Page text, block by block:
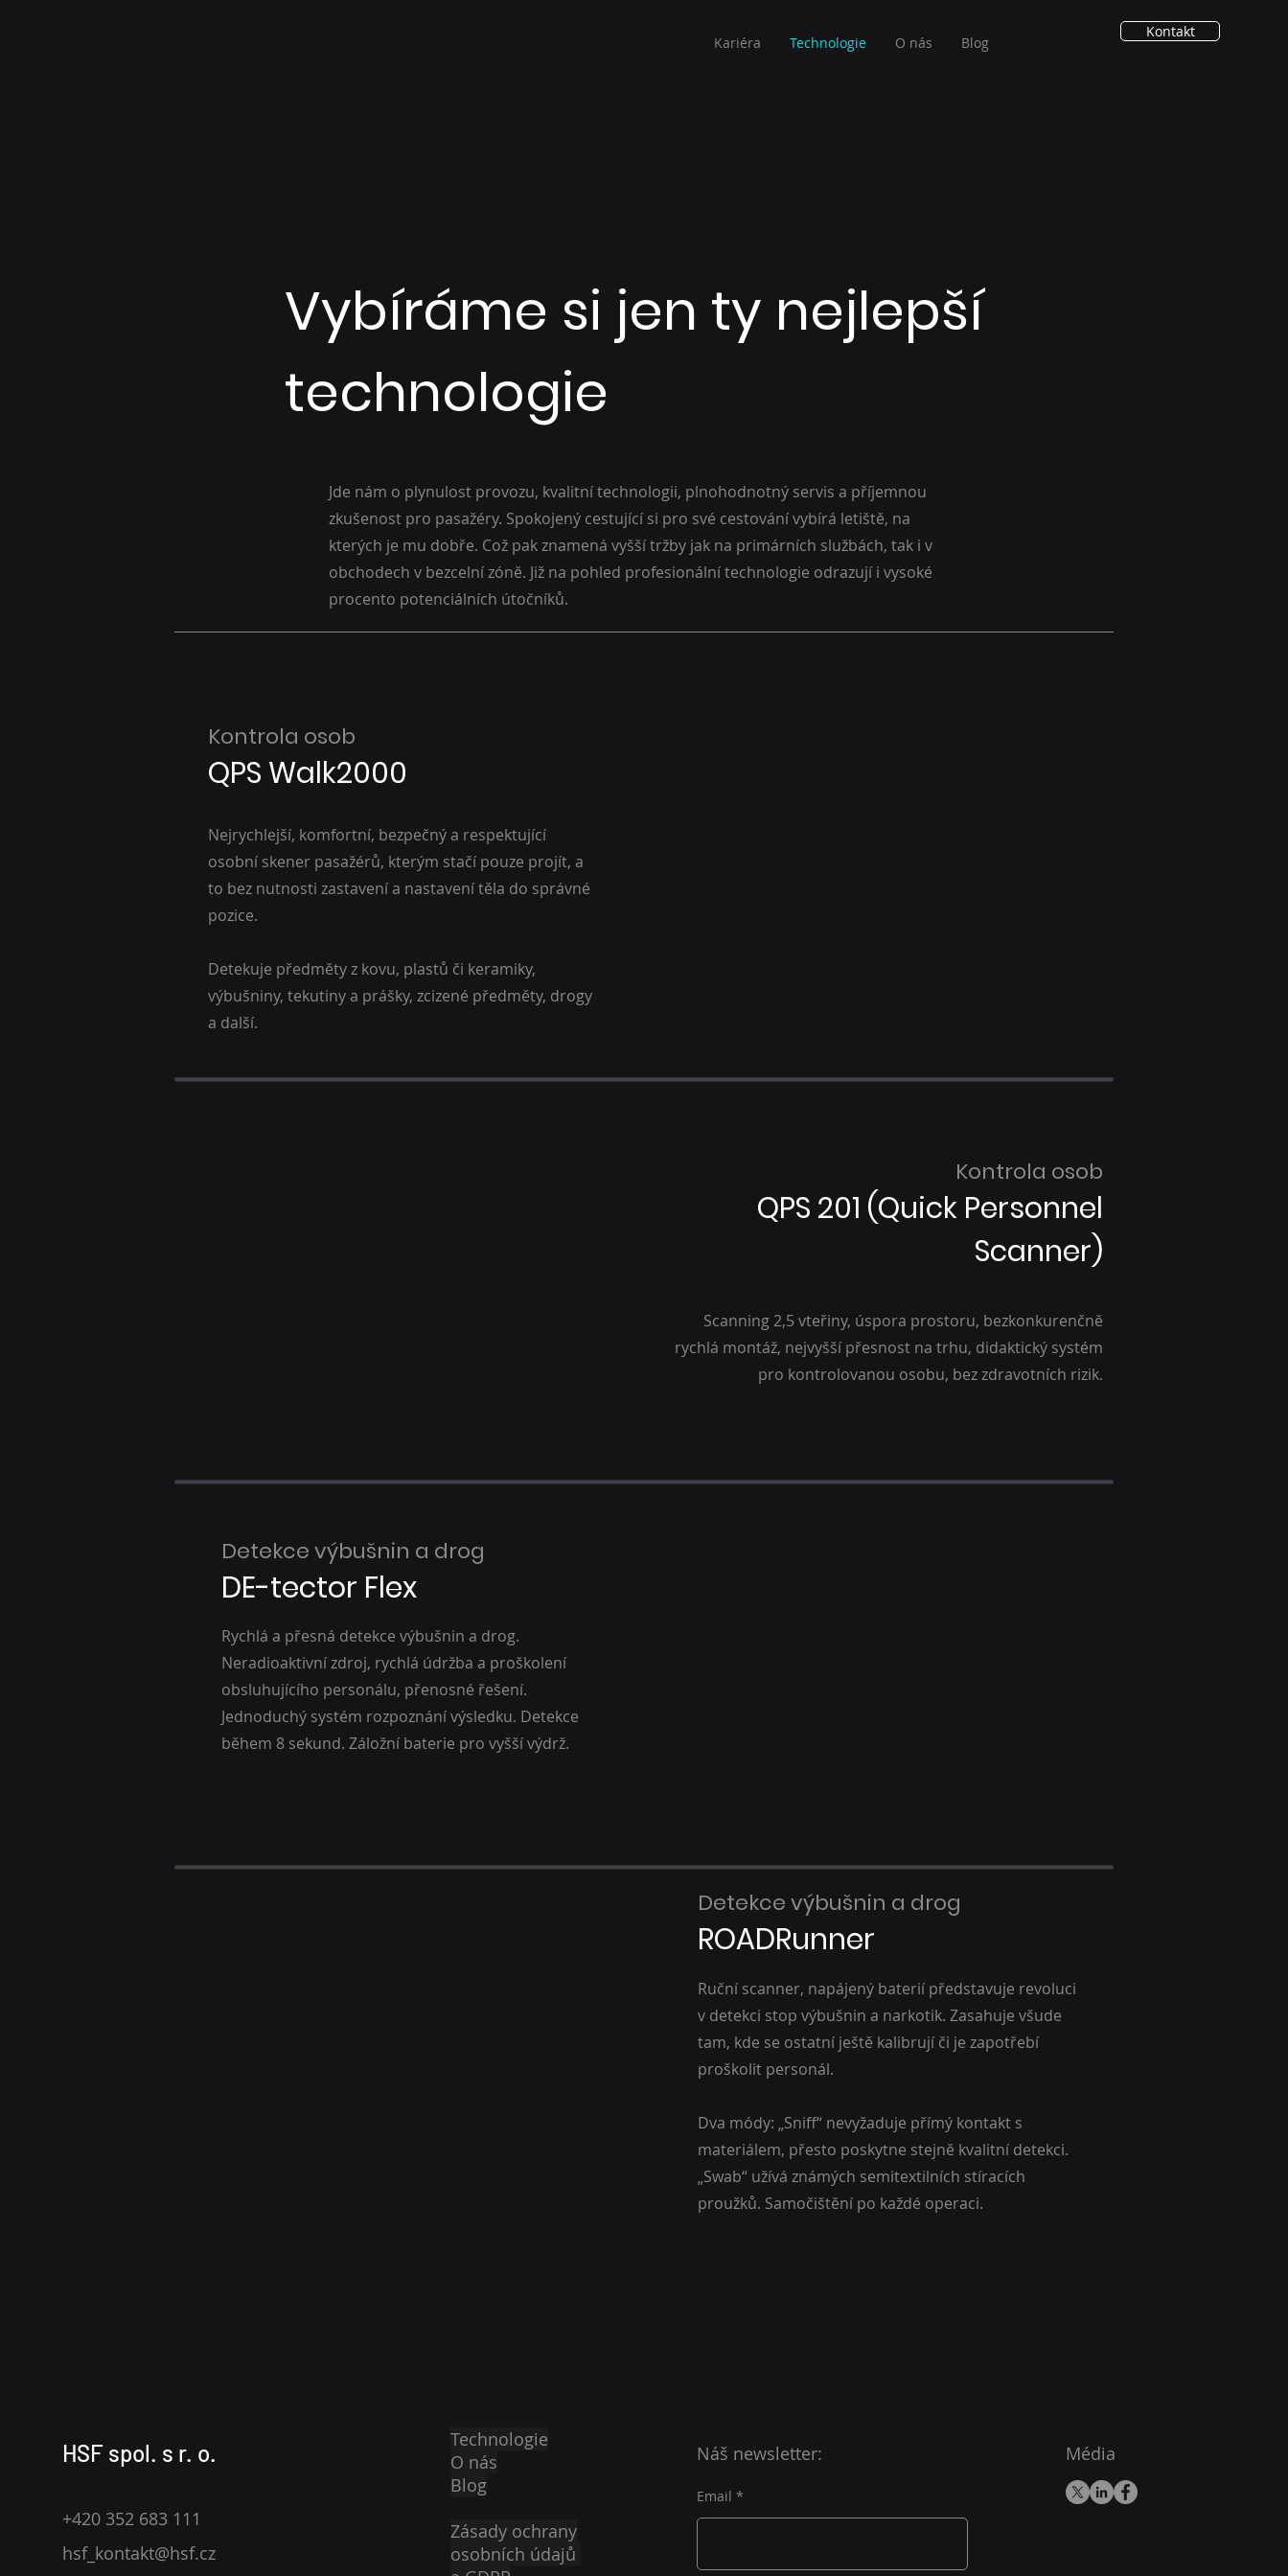
Kariéra Technologie O nás Blog
Kontakt
Vybíráme si jen ty nejlepší
technologie
Jde nám o plynulost provozu, kvalitní technologii, plnohodnotný servis a příjemnou
zkušenost pro pasažéry. Spokojený cestující si pro své cestování vybírá letiště, na
kterých je mu dobře. Což pak znamená vyšší tržby jak na primárních službách, tak i v
obchodech v bezcelní zóně. Již na pohled profesionální technologie odrazují i vysoké
procento potenciálních útočníků.
Kontrola osob
QPS Walk2000
Nejrychlejší, komfortní, bezpečný a respektující
osobní skener pasažérů, kterým stačí pouze projít, a
to bez nutnosti zastavení a nastavení těla do správné
pozice.
Detekuje předměty z kovu, plastů či keramiky,
výbušniny, tekutiny a prášky, zcizené předměty, drogy
a další.
Kontrola osob
QPS 201 (Quick Personnel
Scanner)
Scanning 2,5 vteřiny, úspora prostoru, bezkonkurenčně
rychlá montáž, nejvyšší přesnost na trhu, didaktický systém
pro kontrolovanou osobu, bez zdravotních rizik.
Detekce výbušnin a drog
DE-tector Flex
Rychlá a přesná detekce výbušnin a drog.
Neradioaktivní zdroj, rychlá údržba a proškolení
obsluhujícího personálu, přenosné řešení.
Jednoduchý systém rozpoznání výsledku. Detekce
během 8 sekund. Záložní baterie pro vyšší výdrž.
Detekce výbušnin a drog
ROADRunner
Ruční scanner, napájený baterií představuje revoluci
v detekci stop výbušnin a narkotik. Zasahuje všude
tam, kde se ostatní ještě kalibrují či je zapotřebí
proškolit personál.
Dva módy: „Sniff“ nevyžaduje přímý kontakt s
materiálem, přesto poskytne stejně kvalitní detekci.
„Swab“ užívá známých semitextilních stíracích
proužků. Samočištění po každé operaci.
HSF spol. s r. o.
+420 352 683 111
hsf_kontakt@hsf.cz
Technologie
O nás
Blog
Zásady ochrany
osobních údajů
Náš newsletter:
Email
Média